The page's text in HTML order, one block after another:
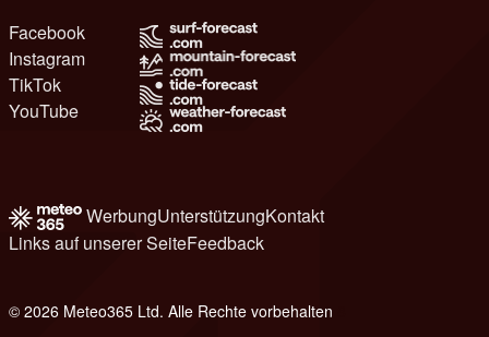
Facebook
Instagram
TikTok
YouTube
WerbungUnterstützungKontakt
Links auf unserer SeiteFeedback
© 2026 Meteo365 Ltd. Alle Rechte vorbehalten